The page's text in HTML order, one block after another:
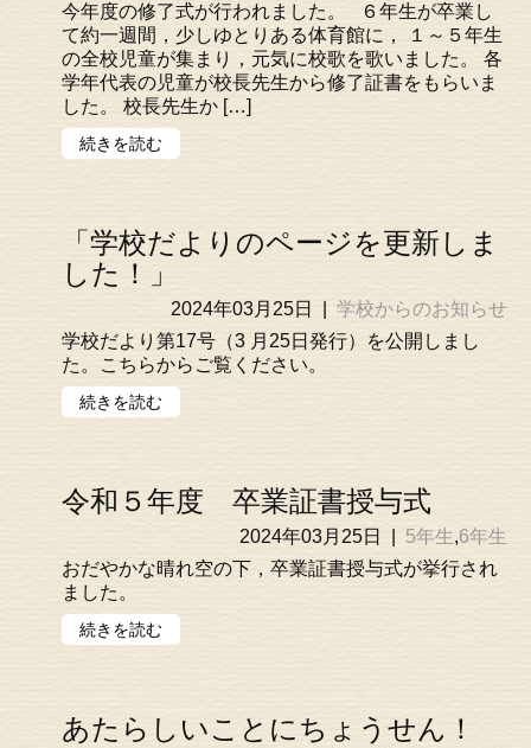
今年度の修了式が行われました。 ６年生が卒業し
て約一週間，少しゆとりある体育館に， １～５年生
の全校児童が集まり，元気に校歌を歌いました。 各
学年代表の児童が校長先生から修了証書をもらいま
した。 校長先生か […]
続きを読む
「学校だよりのページを更新しま
した！」
2024年03月25日
学校からのお知らせ
学校だより第17号（3 月25日発行）を公開しまし
た。こちらからご覧ください。
続きを読む
令和５年度 卒業証書授与式
2024年03月25日 5年生,6年生
おだやかな晴れ空の下，卒業証書授与式が挙行され
ました。
続きを読む
あたらしいことにちょうせん！